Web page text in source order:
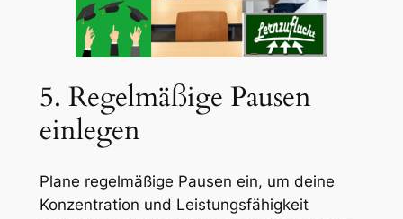
5. Regelmäßige Pausen
einlegen
Plane regelmäßige Pausen ein, um deine
Konzentration und Leistungsfähigkeit